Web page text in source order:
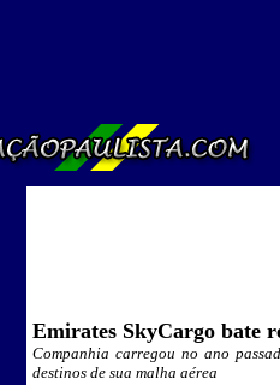
Emirates SkyCargo bate
Companhia carregou no ano
destinos de sua malha aérea